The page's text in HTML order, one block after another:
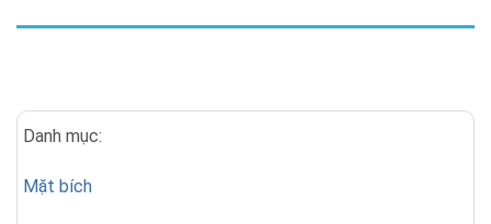
Danh mục:
Mặt bích